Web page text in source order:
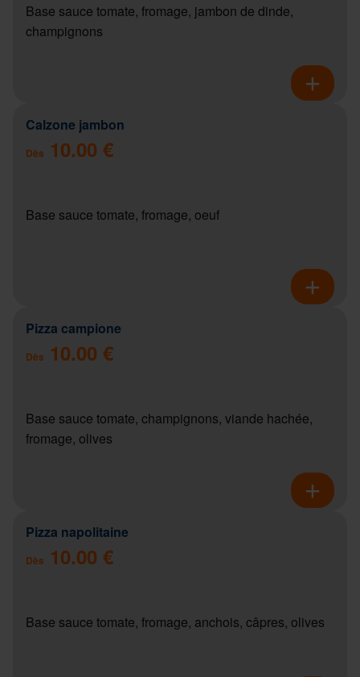
Base sauce tomate, fromage, jambon de dinde,
champignons
Calzone jambon
Dès 10.00 €
Base sauce tomate, fromage, oeuf
Pizza campione
Dès 10.00 €
Base sauce tomate, champignons, viande hachée,
fromage, olives
Pizza napolitaine
Dès 10.00 €
Base sauce tomate, fromage, anchois, câpres, olives